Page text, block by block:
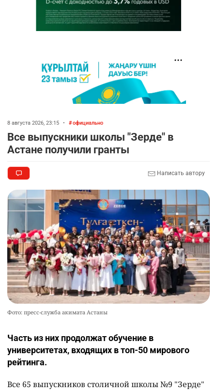
8 августа 2026, 23:15 • официально
Все выпускники школы "Зерде" в
Астане получили гранты
Написать автору
Фото: пресс-служба акимата Астаны
Часть из них продолжат обучение в
университетах, входящих в топ-50 мирового
рейтинга.
Все 65 выпускников столичной школы №9 "Зерде"